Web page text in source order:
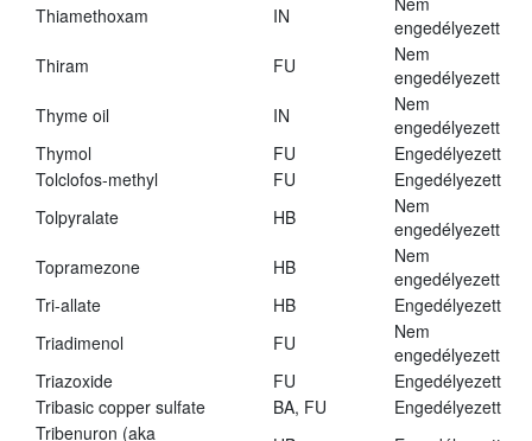
Thiamethoxam
IN
engedélyezett
Thiram
FU
Nem
engedélyezett
Thyme oil
IN
Nem
engedélyezett
Thymol
FU
Engedélyezett
Tolclofos-methyl
FU
Engedélyezett
Tolpyralate
HB
Nem
engedélyezett
Topramezone
HB
Nem
engedélyezett
Tri-allate
HB
Engedélyezett
Triadimenol
FU
Nem
engedélyezett
Triazoxide
FU
Engedélyezett
Tribasic copper sulfate
BA, FU
Engedélyezett
Tribenuron (aka